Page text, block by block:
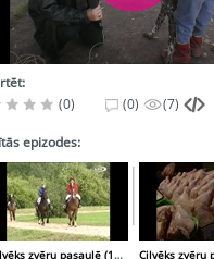
(0)
(0) (7)
epizodes:
Cilvēks zvēru pasaulē (1997-10-04)